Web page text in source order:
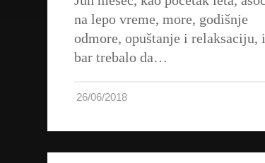
na lepo vreme, more, godišnje
odmore, opuštanje i relaksaciju,
bar trebalo da…
26/06/2018